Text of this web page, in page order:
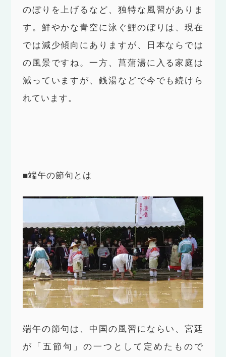
のぼりを上げるなど、独特な風習がありま
す。鮮やかな青空に泳ぐ鯉のぼりは、現在
では減少傾向にありますが、日本ならでは
の風景ですね。一方、菖蒲湯に入る家庭は
減っていますが、銭湯などで今でも続けら
れています。
■端午の節句とは
端午の節句は、中国の風習にならい、宮廷
が「五節句」の一つとして定めたもので